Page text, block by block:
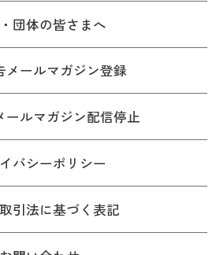
団体の皆さまへ
メールマガジン登録
ールマガジン配信停止
バシーポリシー
引法に基づく表記